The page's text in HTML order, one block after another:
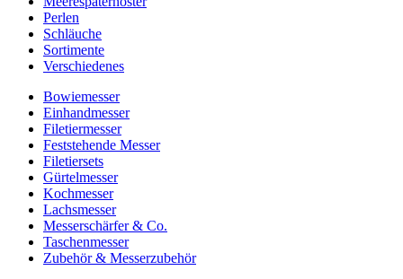
Perlen
Schläuche
Sortimente
Verschiedenes
Bowiemesser
Einhandmesser
Filetiermesser
Feststehende Messer
Filetiersets
Gürtelmesser
Kochmesser
Lachsmesser
Messerschärfer & Co.
Taschenmesser
Zubehör & Messerzubehör